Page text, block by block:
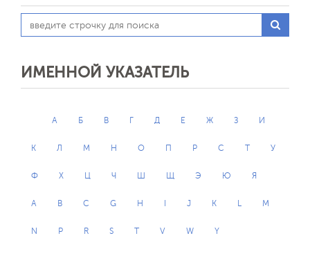
ИМЕННОЙ УКАЗАТЕЛЬ
А Б В Г Д Е Ж З И
К Л М Н О П Р С Т У
Ф Х Ц Ч Ш Щ Э Ю Я
A B C G H J K L M
N P R S T V W Y